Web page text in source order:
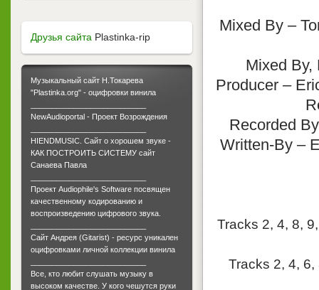
Mixed By –
Mixed By,
Producer –
Recorded
Written-By –
Tracks 2, 4, 8,
Tracks 2, 4,
Друзья сайта Plastinka-rip
Музыкальный сайт Н.Токарева
"Plastinka.org" - оцифровки винила
NewAudioportal - Проект Возрождения
HIENDMUSIC. Сайт о хорошем звуке -
КАК ПОСТРОИТЬ СИСТЕМУ сайт
Санаева Павла
Проект Audiophile's Software посвящен
качественному кодированию и
воспроизведению цифрового звука.
Сайт Андрея (Gitarist) - ресурс уникален
оцифровками личной коллекции винила
Все, кто любит слушать музыку в
высоком качестве. У кого чешутся руки